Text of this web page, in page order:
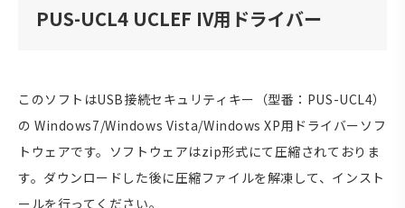
PUS-UCL4 UCLEF IV用ドライバー
このソフトはUSB接続セキュリティキー（型番：PUS-UCL4）
の Windows7/Windows Vista/Windows XP用ドライバーソフ
トウェアです。ソフトウェアはzip形式にて圧縮されておりま
す。ダウンロードした後に圧縮ファイルを解凍して、インスト
ールを行ってください。